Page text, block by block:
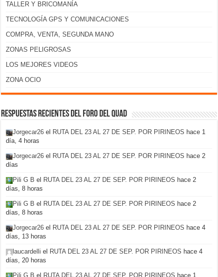
TALLER Y BRICOMANÍA
TECNOLOGÍA GPS Y COMUNICACIONES
COMPRA, VENTA, SEGUNDA MANO
ZONAS PELIGROSAS
LOS MEJORES VIDEOS
ZONA OCIO
Respuestas recientes del foro del Quad
Jorgecar26 el RUTA DEL 23 AL 27 DE SEP. POR PIRINEOS hace 1
día, 4 horas
Jorgecar26 el RUTA DEL 23 AL 27 DE SEP. POR PIRINEOS hace 2
días
Pili G B el RUTA DEL 23 AL 27 DE SEP. POR PIRINEOS hace 2
días, 8 horas
Pili G B el RUTA DEL 23 AL 27 DE SEP. POR PIRINEOS hace 2
días, 8 horas
Jorgecar26 el RUTA DEL 23 AL 27 DE SEP. POR PIRINEOS hace 4
días, 13 horas
laucardelli el RUTA DEL 23 AL 27 DE SEP. POR PIRINEOS hace 4
días, 20 horas
Pili G B el RUTA DEL 23 AL 27 DE SEP. POR PIRINEOS hace 1